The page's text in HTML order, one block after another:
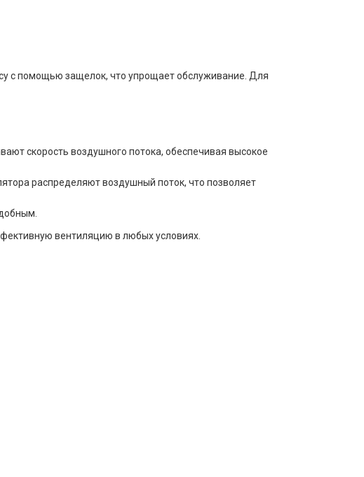
с помощью защелок, что упрощает обслуживание. Для
скорость воздушного потока, обеспечивая высокое
распределяют воздушный поток, что позволяет
вентиляцию в любых условиях.